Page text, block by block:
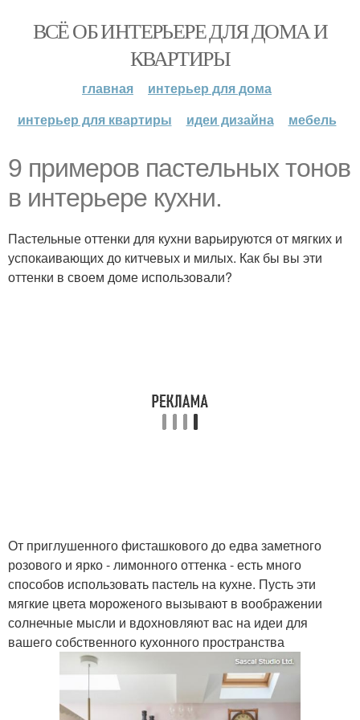
ВСЁ ОБ ИНТЕРЬЕРЕ ДЛЯ ДОМА И
КВАРТИРЫ
главная
интерьер для дома
интерьер для квартиры
идеи дизайна мебель
9 примеров пастельных тонов
в интерьере кухни.
Пастельные оттенки для кухни варьируются от мягких и
успокаивающих до китчевых и милых. Как бы вы эти
оттенки в своем доме использовали?
От приглушенного фисташкового до едва заметного
розового и ярко - лимонного оттенка - есть много
способов использовать пастель на кухне. Пусть эти
мягкие цвета мороженого вызывают в воображении
солнечные мысли и вдохновляют вас на идеи для
вашего собственного кухонного пространства